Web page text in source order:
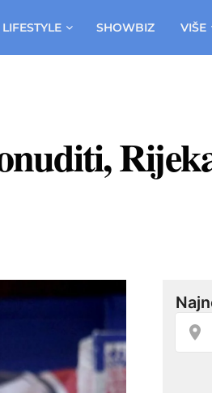
LIFESTYLE SHOWBIZ VIŠE